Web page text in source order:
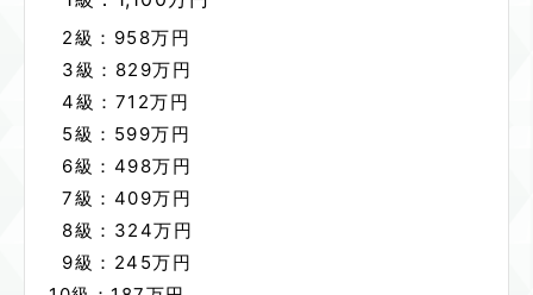
2級： 958万円
3級： 829万円
4級： 712万円
5級： 599万円
6級： 498万円
7級： 409万円
8級： 324万円
9級： 245万円